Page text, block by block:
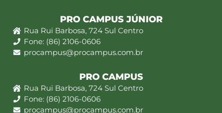
PRO CAMPUS JÚNIOR
Rua Rui Barbosa, 724 Sul Centro
Fone: (86) 2106-0606
procampus@procampus.com.br
PRO CAMPUS
Rua Rui Barbosa, 724 Sul Centro
Fone: (86) 2106-0606
procampus@procampus.com.br